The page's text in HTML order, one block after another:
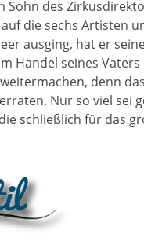
Sohn des
die sechs Artisten
ausging, hat er
Handel seines
denn
Nur so viel sei
schließlich für das